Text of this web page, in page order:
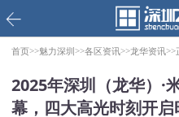
首页>>魅力深圳>>各区资讯>>龙华资讯>>
2025年深圳（龙华）·
幕，四大高光时刻开